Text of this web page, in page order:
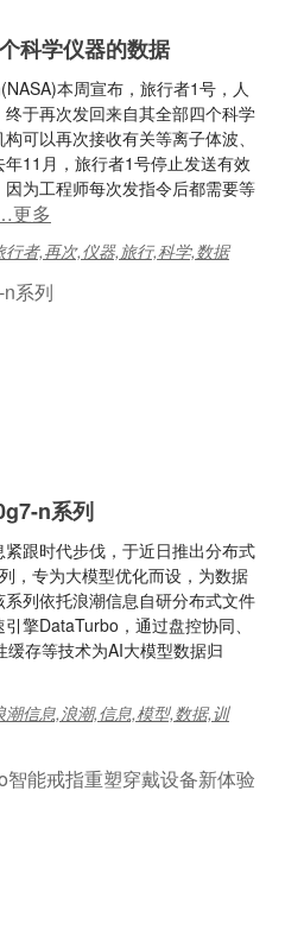
科学仪器的数据
本周宣布，旅行者1号，人
于再次发回来自其全部四个科学
可以再次接收有关等离子体波、
11月，旅行者1号停止发送有效
为工程师每次发指令后都需要等
多
行者,再次,仪器,旅行,科学,数据
n系列
跟时代步伐，于近日推出分布式
，专为大模型优化而设，为数据
列依托浪潮信息自研分布式文件
擎DataTurbo，通过盘控协同、
存等技术为AI大模型数据归
潮信息,浪潮,信息,模型,数据,训